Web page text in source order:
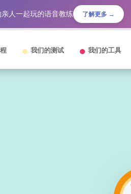
人一起玩的语音教练 了解更多 →
我们的测试 我们的工具